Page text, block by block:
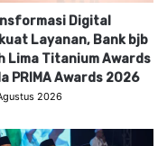
Digital
Layanan, Bank bjb
Lima Titanium Awards
PRIMA Awards 2026
2026